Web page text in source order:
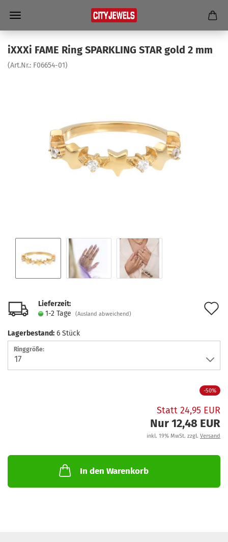
iXXXi FAME Ring SPAR­K­LING STAR gold 2 mm
(Art.Nr.: F06654-​01)
Lieferzeit:
1-2 Tage
(Ausland abweichend)
Lagerbestand: 6 Stück
Ringgröße:
-50%
Statt 24,95 EUR
Nur 12,48 EUR
inkl. 19% MwSt. zzgl. Versand
In den Warenkorb